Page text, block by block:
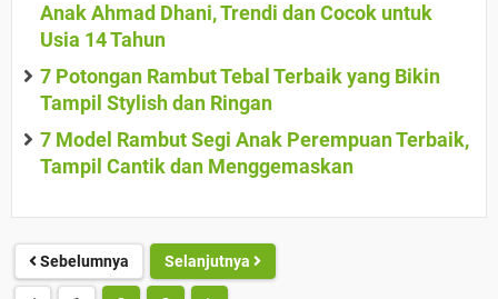
Anak Ahmad Dhani, Trendi dan Cocok untuk
Usia 14 Tahun
7 Potongan Rambut Tebal Terbaik yang Bikin
Tampil Stylish dan Ringan
7 Model Rambut Segi Anak Perempuan Terbaik,
Tampil Cantik dan Menggemaskan
Sebelumnya Selanjutnya